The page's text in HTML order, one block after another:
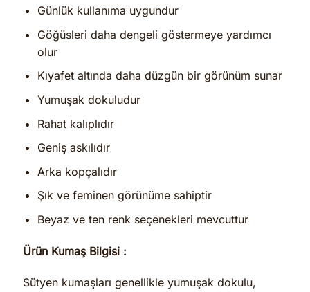
Günlük kullanıma uygundur
Göğüsleri daha dengeli göstermeye yardımcı
olur
Kıyafet altında daha düzgün bir görünüm sunar
Yumuşak dokuludur
Rahat kalıplıdır
Geniş askılıdır
Arka kopçalıdır
Şık ve feminen görünüme sahiptir
Beyaz ve ten renk seçenekleri mevcuttur
Ürün Kumaş Bilgisi :
Sütyen kumaşları genellikle yumuşak dokulu,